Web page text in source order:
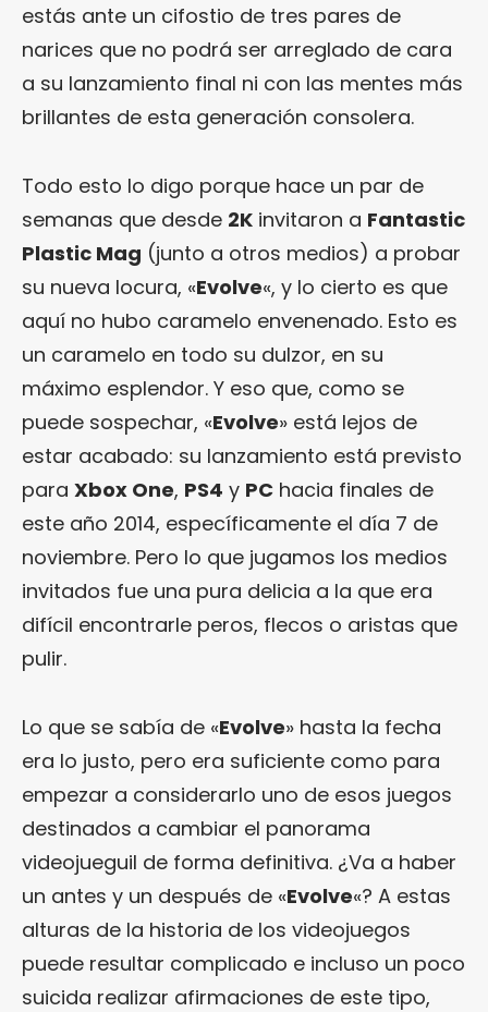
estás ante un cifostio de tres pares de
narices que no podrá ser arreglado de cara
a su lanzamiento final ni con las mentes más
brillantes de esta generación consolera.
Todo esto lo digo porque hace un par de
semanas que desde 2K invitaron a Fantastic
Plastic Mag (junto a otros medios) a probar
su nueva locura, «Evolve«, y lo cierto es que
aquí no hubo caramelo envenenado. Esto es
un caramelo en todo su dulzor, en su
máximo esplendor. Y eso que, como se
puede sospechar, «Evolve» está lejos de
estar acabado: su lanzamiento está previsto
para Xbox One, PS4 y PC hacia finales de
este año 2014, específicamente el día 7 de
noviembre. Pero lo que jugamos los medios
invitados fue una pura delicia a la que era
difícil encontrarle peros, flecos o aristas que
pulir.
Lo que se sabía de «Evolve» hasta la fecha
era lo justo, pero era suficiente como para
empezar a considerarlo uno de esos juegos
destinados a cambiar el panorama
videojueguil de forma definitiva. ¿Va a haber
un antes y un después de «Evolve«? A estas
alturas de la historia de los videojuegos
puede resultar complicado e incluso un poco
suicida realizar afirmaciones de este tipo,